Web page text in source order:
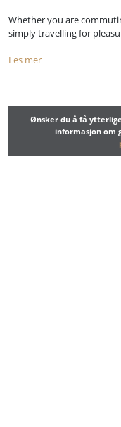
Whether you are
simply travelling for
Les mer
Ønsker du å få
informasjon om